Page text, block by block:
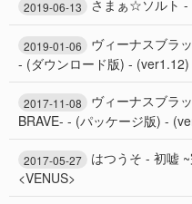
2019-06-13 さまぁ☆ソルト -
2019-01-06
ヴィーナスブラ
- (ダウンロード版) -
2017-11-08
ヴィーナスブラ
BRAVE- - (パッケージ版) -
2017-05-27
はつうそ - 初嘘
<VENUS>